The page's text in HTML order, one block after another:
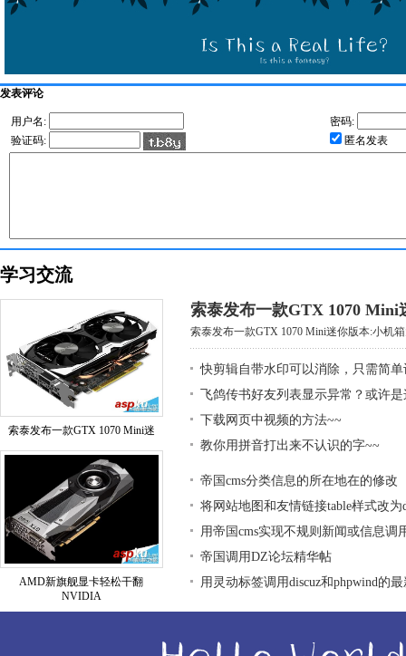
发表评论
用户名:
密码:
验证码:
匿名发表
学习交流
索泰发布一款GTX 1070 Mini迷
AMD新旗舰显卡轻松干翻
NVIDIA
索泰发布一款GTX 1070 Mini
索泰发布一款GTX 1070 Mini迷你版本:小机
快剪辑自带水印可以消除，只需简单
飞鸽传书好友列表显示异常？或许
下载网页中视频的方法~~
教你用拼音打出来不认识的字~~
帝国cms分类信息的所在地在的修改
将网站地图和友情链接table样式改为
用帝国cms实现不规则新闻或信息调
帝国调用DZ论坛精华帖
用灵动标签调用discuz和phpwind的